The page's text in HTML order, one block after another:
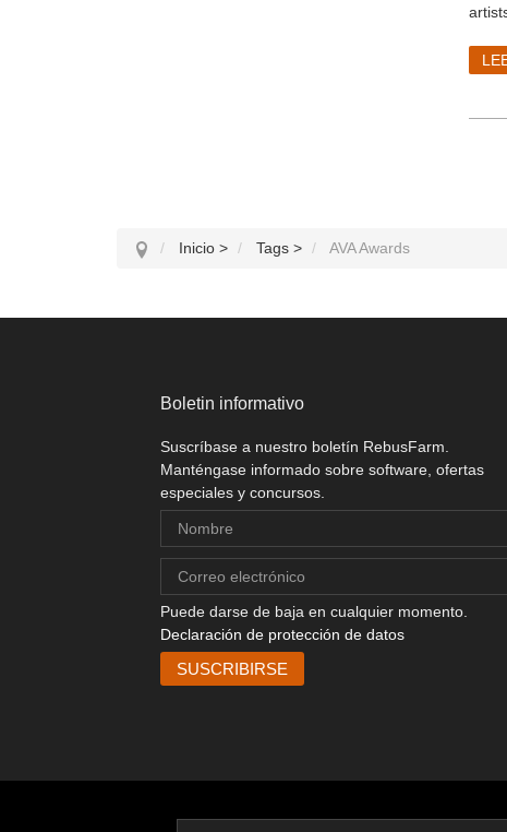
Inicio > Tags > AVA Awards
Boletin informativo
Suscríbase a nuestro boletín RebusFarm.
Manténgase informado sobre software, ofertas
especiales y concursos.
Puede darse de baja en cualquier momento.
Declaración de protección de datos